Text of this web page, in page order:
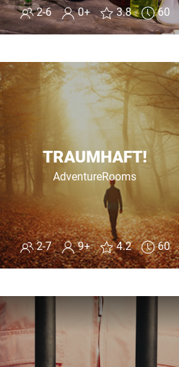
2-6 0+ 3.8 60
TRAUMHAFT!
AdventureRooms
2-7 9+ 4.2 60